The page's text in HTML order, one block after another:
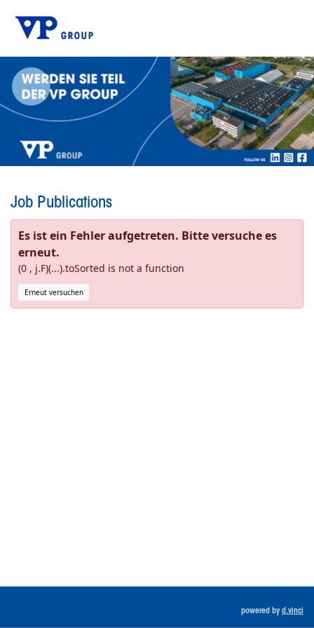
Job Publications
Es ist ein Fehler aufgetreten. Bitte versuche es
erneut.
(0 , j.F)(...).toSorted is not a function
Erneut versuchen
powered by d.vinci